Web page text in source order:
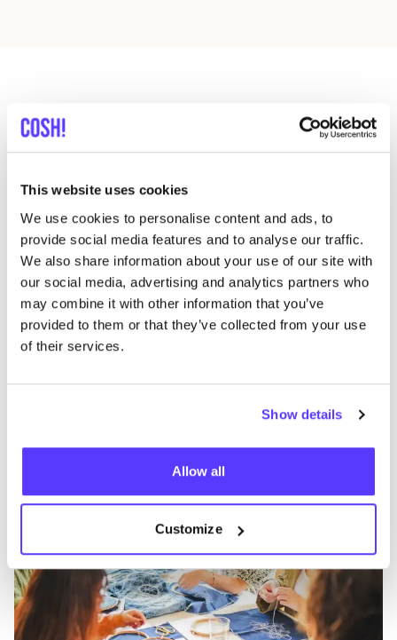
This website uses cookies
We use cookies to personalise content and ads, to
provide social media features and to analyse our traffic.
We also share information about your use of our site with
our social media, advertising and analytics partners who
may combine it with other information that you’ve
provided to them or that they’ve collected from your use
of their services.
Show details
Allow all
Customize
Más tiendas en esa área
MUD Jeans Brand Store
Torensteeg 3A, Amsterdam
Wear For Life Campagne like